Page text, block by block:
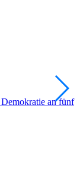
an fünf